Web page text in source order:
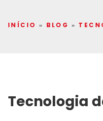
INÍCIO » BLOG »
Tecnologia